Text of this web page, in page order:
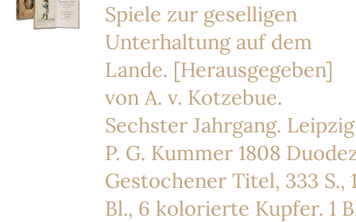
Spiele zur geselligen
Unterhaltung auf dem
Lande. [Herausgegeben]
von A. v. Kotzebue.
Sechster Jahrgang. Leipzig
P. G. Kummer 1808
Gestochener Titel, 333 S.,
Bl., 6 kolorierte Kupfer. 1